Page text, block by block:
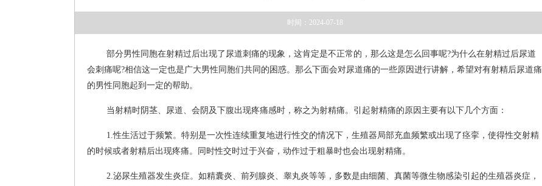
时间：2024-07-18
部分男性同胞在射精过后出现了尿道刺痛的现象，这肯定是不正常的，那么这是怎么回事呢?为什么在射精过后尿道
会刺痛呢?相信这一定也是广大男性同胞们共同的困惑。那么下面会对尿道痛的一些原因进行讲解，希望对有射精后尿道痛
的男性同胞起到一定的帮助。
当射精时阴茎、尿道、会阴及下腹出现疼痛感时，称之为射精痛。引起射精痛的原因主要有以下几个方面：
1.性生活过于频繁。特别是一次性连续重复地进行性交的情况下，生殖器局部充血频繁或出现了痉挛，使得性交射精
的时候或者射精后出现疼痛。同时性交时过于兴奋，动作过于粗暴时也会出现射精痛。
2.泌尿生殖器发生炎症。如精囊炎、前列腺炎、睾丸炎等等，多数是由细菌、真菌等微生物感染引起的生殖器炎症，